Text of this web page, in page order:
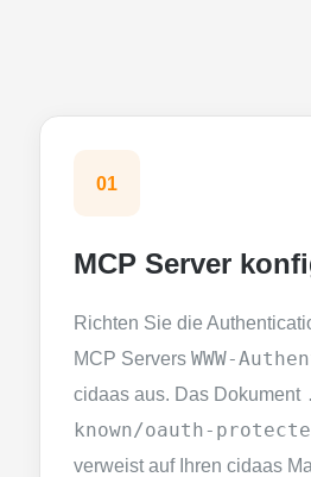
01
MCP Server
Richten Sie die
MCP Servers WWW-
cidaas aus. Das Dokument
known/oauth-
verweist auf Ihren cidaas